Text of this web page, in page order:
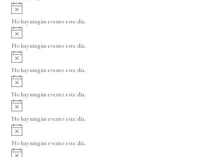
o
A
v
i
o
No hay ningún evento este día.
A
v
i
o
No hay ningún evento este día.
A
v
i
o
No hay ningún evento este día.
A
v
i
o
No hay ningún evento este día.
A
v
i
o
No hay ningún evento este día.
A
v
i
No hay ningún evento este día.
A